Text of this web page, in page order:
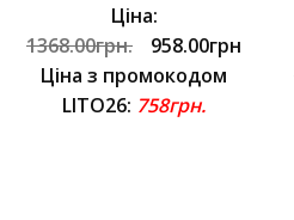
Ціна:
1368.00грн.
958.00грн
Ціна з промокодом
LITO26: 758грн.